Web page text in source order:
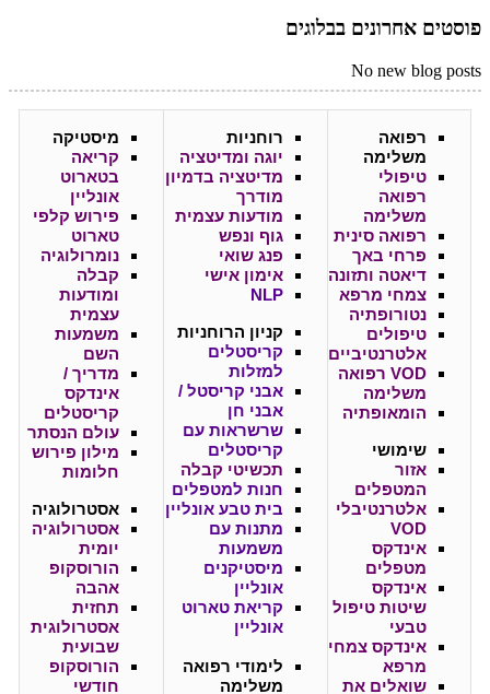
פוסטים אחרונים בבלוגים
No new blog posts
רפואה
משלימה
טיפולי
רפואה
משלימה
רפואה סינית
פרחי באך
דיאטה ותזונה
צמחי מרפא
נטורופתיה
טיפולים
אלטרנטיביים
VOD רפואה
משלימה
הומאופתיה
שימושי
אזור
המטפלים
אלטרנטיבלי
VOD
אינדקס
מטפלים
אינדקס
שיטות טיפול
טבעי
אינדקס צמחי
מרפא
שואלים את
רוחניות
יוגה ומדיטציה
מדיטציה בדמיון
מודרך
מודעות עצמית
גוף ונפש
פנג שואי
אימון אישי
NLP
קניון הרוחניות
קריסטלים
למזלות
אבני קריסטל /
אבני חן
שרשראות עם
קריסטלים
תכשיטי קבלה
חנות למטפלים
בית טבע אונליין
מתנות עם
משמעות
מיסטיקנים
אונליין
קריאת טארוט
אונליין
לימודי רפואה
משלימה
מיסטיקה
קריאה
בטארוט
אונליין
פירוש קלפי
טארוט
נומרולוגיה
קבלה
ומודעות
עצמית
משמעות
השם
מדריך /
אינדקס
קריסטלים
עולם הנסתר
מילון פירוש
חלומות
אסטרולוגיה
אסטרולוגיה
יומית
הורוסקופ
אהבה
תחזית
אסטרולוגית
שבועית
הורוסקופ
חודשי